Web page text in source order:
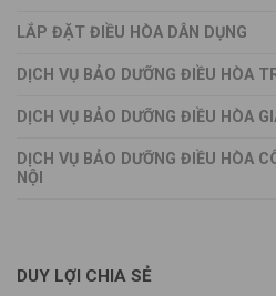
LẮP ĐẶT ĐIỀU HÒA DÂN DỤNG
DỊCH VỤ BẢO DƯỠNG ĐIỀU HÒA
DỊCH VỤ BẢO DƯỠNG ĐIỀU HÒA
DỊCH VỤ BẢO DƯỠNG ĐIỀU HÒA
NỘI
DUY LỢI CHIA SẺ